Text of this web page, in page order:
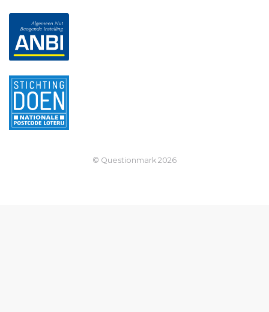
© Questionmark 2026